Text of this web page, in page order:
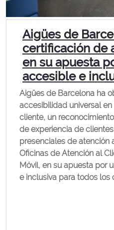
Aigües de
certificación de
en su apuesta
accesible e
Aigües de Barcelona ha
accesibilidad universal
cliente, un
de experiencia de
presenciales de atención
Oficinas de Atención al
Móvil, en su apuesta por
e inclusiva para todos los